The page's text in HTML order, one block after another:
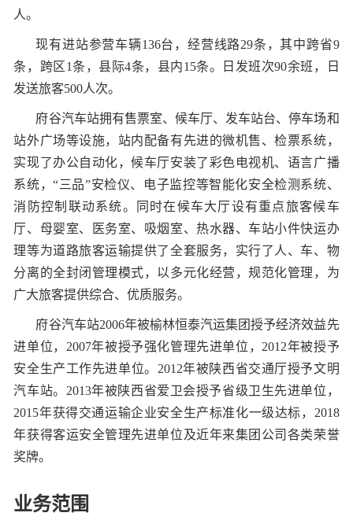
人。
现有进站参营车辆136台，经营线路29条，其中跨省9
条，跨区1条，县际4条，县内15条。日发班次90余班，日
发送旅客500人次。
府谷汽车站拥有售票室、候车厅、发车站台、停车场和
站外广场等设施，站内配备有先进的微机售、检票系统，
实现了办公自动化，候车厅安装了彩色电视机、语言广播
系统，“三品”安检仪、电子监控等智能化安全检测系统、
消防控制联动系统。同时在候车大厅设有重点旅客候车
厅、母婴室、医务室、吸烟室、热水器、车站小件快运办
理等为道路旅客运输提供了全套服务，实行了人、车、物
分离的全封闭管理模式，以多元化经营，规范化管理，为
广大旅客提供综合、优质服务。
府谷汽车站2006年被榆林恒泰汽运集团授予经济效益先
进单位，2007年被授予强化管理先进单位，2012年被授予
安全生产工作先进单位。2012年被陕西省交通厅授予文明
汽车站。2013年被陕西省爱卫会授予省级卫生先进单位，
2015年获得交通运输企业安全生产标准化一级达标， 2018
年获得客运安全管理先进单位及近年来集团公司各类荣誉
奖牌。
业务范围